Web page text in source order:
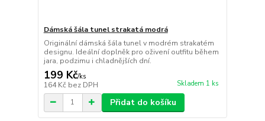
Dámská šála tunel strakatá modrá
Originální dámská šála tunel v modrém strakatém
designu. Ideální doplněk pro oživení outfitu během
jara, podzimu i chladnějších dní.
199 Kč/ks
164 Kč bez DPH Skladem 1 ks
Přidat do košíku